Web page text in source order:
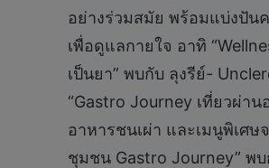
อย่างร่วมสมัย พร้อมแบ่งปัน
เพื่อดูแลกายใจ อาทิ
เป็นยา” พบกับ ลุงรีย์-
“Gastro Journey เที่ยวผ่า
อาหารชนเผ่า และเมนูพิเศษ
ชุมชน Gastro Journey” พ